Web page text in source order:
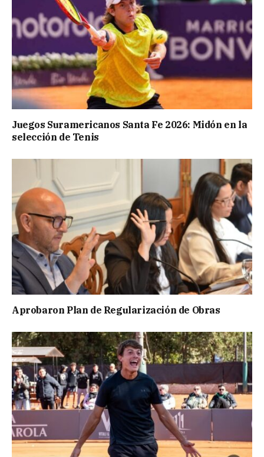
Juegos Suramericanos Santa Fe 2026: Midón en la
selección de Tenis
Aprobaron Plan de Regularización de Obras